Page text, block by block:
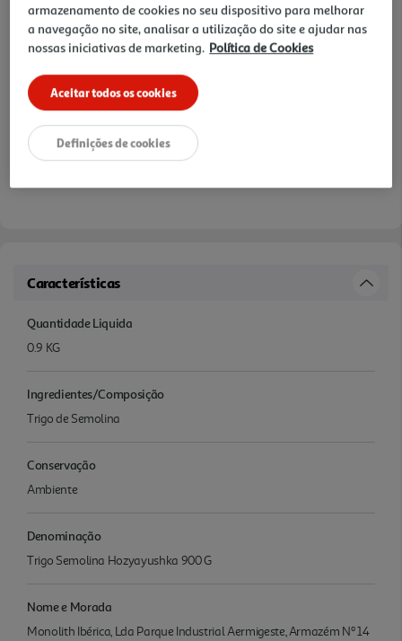
2,19 €
Notas de preparação
Características
Quantidade Liquida
0.9 KG
Ingredientes/Composição
Trigo de Semolina
Conservação
Ambiente
Denominação
Trigo Semolina Hozyayushka 900 G
Nome e Morada
Monolith Ibérica, Lda Parque Industrial Aermigeste, Armazém Nº 14
armazenamento de cookies no seu dispositivo para melhorar
a navegação no site, analisar a utilização do site e ajudar nas
nossas iniciativas de marketing. Política de Cookies
Aceitar todos os cookies
Definições de cookies